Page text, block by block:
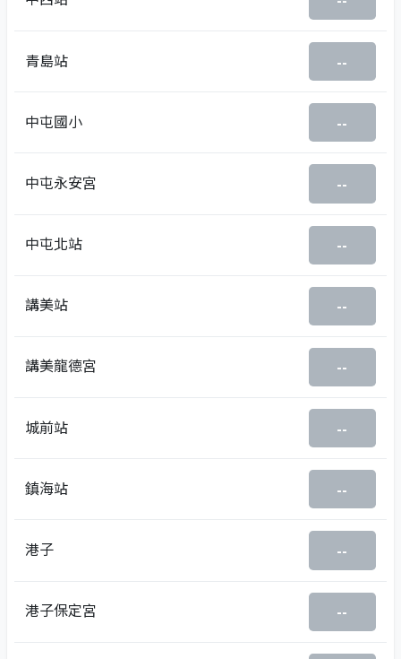
青島站 --
中屯國小 --
中屯永安宮 --
中屯北站 --
講美站 --
講美龍德宮 --
城前站 --
鎮海站 --
港子 --
港子保定宮 --